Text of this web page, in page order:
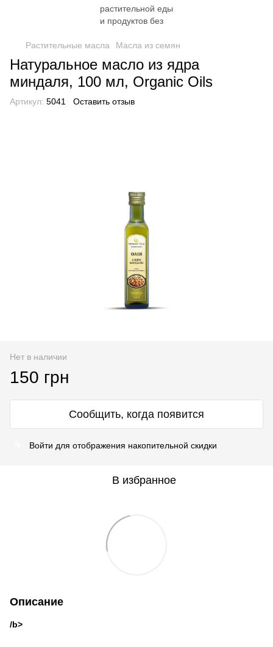
Растительные масла Масла из семян
Натуральное масло из ядра
миндаля, 100 мл, Organic Oils
Артикул: 5041 Оставить отзыв
Нет в наличии
150 грн
Сообщить, когда появится
Войти для отображения накопительной скидки
В избранное
Описание
/b>